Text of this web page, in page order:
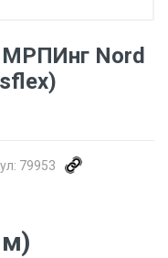
Nord
79953
м)